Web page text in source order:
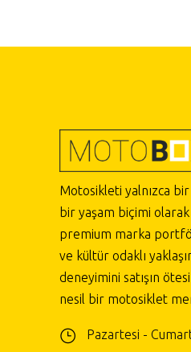
Motosikleti yalnızca bir
bir yaşam biçimi
premium marka
ve kültür odaklı
deneyimini satışın
nesil bir motosiklet
Pazartesi -